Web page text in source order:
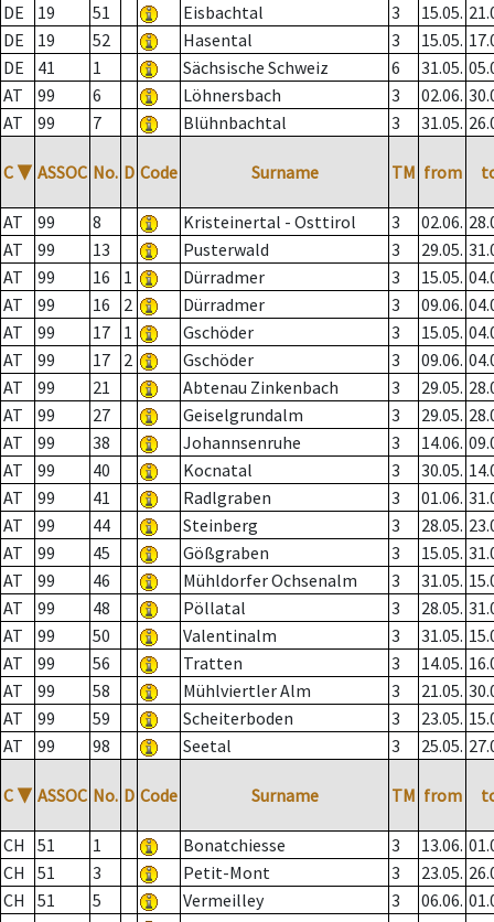
DE
19 51 Eisbachtal 3 15.05.
DE
19 52 Hasental 3 15.05.
DE
41 1 Sächsische Schweiz 6 31.05.
AT
99 6 Löhnersbach 3 02.06.
AT
99 7 Blühnbachtal 3 31.05.
C ▼ ASSOC No. D Code Surname TM from
AT 99 8 Kristeinertal - Osttirol 3 02.06.
AT
99 13 Pusterwald 3 29.05.
AT
99 16 1 Dürradmer 3 15.05.
AT
99 16 2 Dürradmer 3 09.06.
AT
99 17 1 Gschöder 3 15.05.
AT
99 17 2 Gschöder 3 09.06.
AT
99 21 Abtenau Zinkenbach 3 29.05.
AT
99 27 Geiselgrundalm 3 29.05.
AT
99 38 Johannsenruhe 3 14.06.
AT
99 40 Kocnatal 3 30.05.
AT
99 41 Radlgraben 3 01.06.
AT
99 44 Steinberg 3 28.05.
AT
99 45 Gößgraben 3 15.05.
AT
99 46 Mühldorfer Ochsenalm 3 31.05.
AT
99 48 Pöllatal 3 28.05.
AT
99 50 Valentinalm 3 31.05.
AT
99 56 Tratten 3 14.05.
AT
99 58 Mühlviertler Alm 3 21.05.
AT
99 59 Scheiterboden 3 23.05.
AT
99 98 Seetal 3 25.05.
C ▼ ASSOC No. D Code Surname TM from
CH 51 1 Bonatchiesse 3 13.06.
CH
51 3 Petit-Mont 3 23.05.
CH
51 5 Vermeilley 3 06.06.